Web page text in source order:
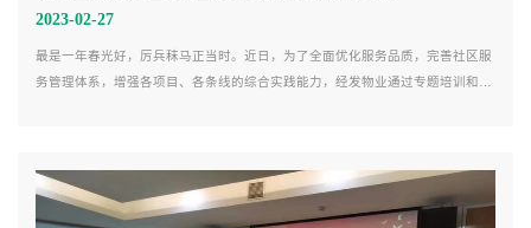
2023-02-27
最是一年春光好，厉兵秣马正当时。近日，为了全面优化服务品质，完善社区服
务管理体系，增强各项目、各条线的综合实践能力，经发物业通过专题培训和模